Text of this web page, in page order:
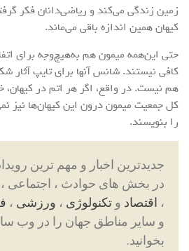
زمین زندگی می‌کند و ریاضی‌دانان فکر
کیهان همین اندازه باقی می‌ماند.
حتی این‌همه میمون هم به‌هیچ‌وجه برای
کافی نیستند. شانس آنها برای تایپ‌ آثار
هم نیست. در واقع، اگر هر اتم در
کل جمعیت میمون درون این کیهان‌ها نیز
را بنویسند.
در بخش های حوادث ، اجتماعی
، اقتصاد و تکنولوژی ، ورزشی ،
و سایر مناطق جهان را در وب
بخوانید.